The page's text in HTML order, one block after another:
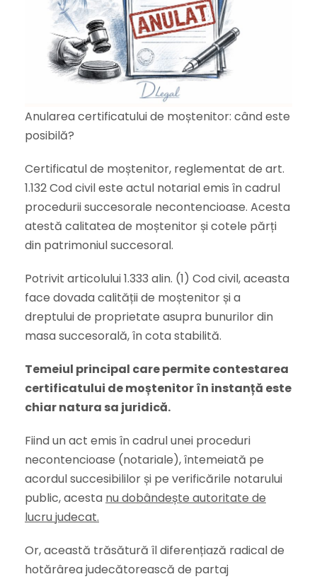
Anularea certificatului de moștenitor: când este
posibilă?
Certificatul de moștenitor, reglementat de art.
1.132 Cod civil este actul notarial emis în cadrul
procedurii succesorale necontencioase. Acesta
atestă calitatea de moștenitor și cotele părți
din patrimoniul succesoral.
Potrivit articolului 1.333 alin. (1) Cod civil, aceasta
face dovada calității de moștenitor și a
dreptului de proprietate asupra bunurilor din
masa succesorală, în cota stabilită.
Temeiul principal care permite contestarea
certificatului de moștenitor în instanță este
chiar natura sa juridică.
Fiind un act emis în cadrul unei proceduri
necontencioase (notariale), întemeiată pe
acordul succesibililor și pe verificările notarului
public, acesta nu dobândește autoritate de
lucru judecat.
Or, această trăsătură îl diferențiază radical de
hotărârea judecătorească de partaj